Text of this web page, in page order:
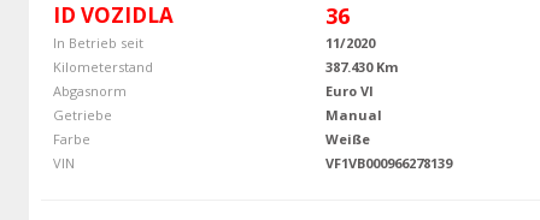
ID VOZIDLA 36
In Betrieb seit
11/2020
Kilometerstand
387.430 Km
Abgasnorm
Euro VI
Getriebe
Manual
Farbe
Weiße
VIN
VF1VB000966278139